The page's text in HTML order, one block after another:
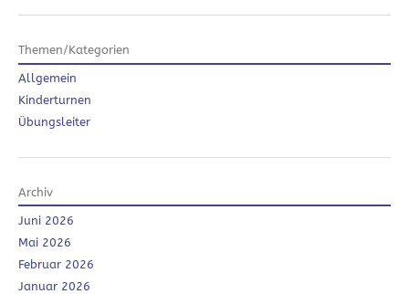
Themen/Kategorien
Allgemein
Kinderturnen
Übungsleiter
Archiv
Juni 2026
Mai 2026
Februar 2026
Januar 2026